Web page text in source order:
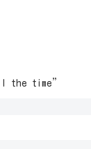
the time”